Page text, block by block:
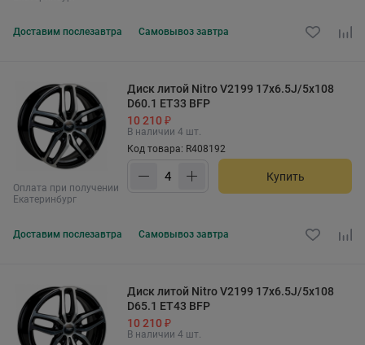
Доставим послезавтра Самовывоз завтра
Оплата при получении
Екатеринбург
Диск литой Nitro V2199 17x6.5J/5x108
D60.1 ET33 BFP
10 210 ₽
В наличии 4 шт.
Код товара: R408192
Купить
Доставим послезавтра Самовывоз завтра
Диск литой Nitro V2199 17x6.5J/5x108
D65.1 ET43 BFP
10 210 ₽
В наличии 4 шт.